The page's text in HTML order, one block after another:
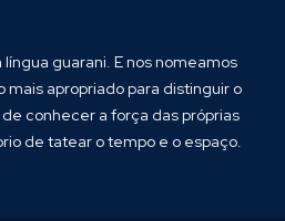
guarani. E nos nomeamos
mais apropriado para distinguir o
conhecer a força das próprias
de tatear o tempo e o espaço.